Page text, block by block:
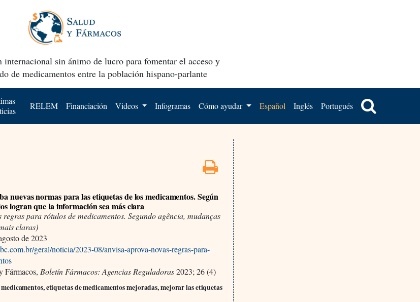
internacional sin ánimo de lucro para fomentar el acceso y
de medicamentos entre la población hispano-parlante
RELEM Financiación Videos Infogramas Cómo ayudar Español Inglés Portugués
nuevas normas para las etiquetas de los medicamentos. Según
logran que la información sea más clara
para rótulos de medicamentos. Segundo agência, mudanças
claras)
de 2023
geral/noticia/2023-08/anvisa-aprova-novas-regras-para-
Fármacos,Boletín Fármacos: Agencias Reguladoras2023; 26 (4)
etiquetas de medicamentos mejoradas, mejorar las etiquetas